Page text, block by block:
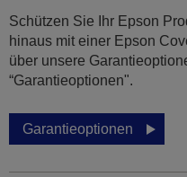
Schützen Sie Ihr Epson
hinaus mit einer Epson
über unsere
“Garantieoptionen".
Garantieoptionen